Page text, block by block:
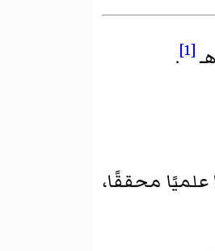
هـ[1]
.
محققًا،